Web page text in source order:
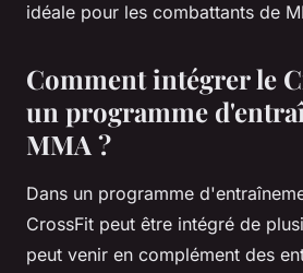
idéale pour les combattants de
Comment intégrer le
un programme
MMA ?
Dans un programme
CrossFit peut être intégré de
peut venir en complément des